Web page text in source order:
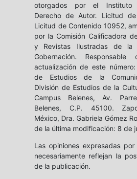
otorgados por el Instituto
Derecho de Autor. Licitud
Licitud de Contenido 10952,
por la Comisión Calificadora
y Revistas Ilustradas de la
Gobernación.
actualización de este
de Estudios de la
División de Estudios de la
Campus Belenes, Av.
Belenes, C.P. 45100.
México, Dra. Gabriela Gómez
de la última modificación: 8 de
Las opiniones expresadas
necesariamente reflejan la
de la publicación.